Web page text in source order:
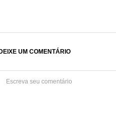
DEIXE UM COMENTÁRIO